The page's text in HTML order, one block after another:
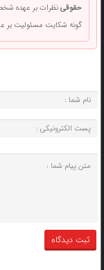
حقوقینظرات بر عهده شخص
گونه شکایت مسئولیت بر